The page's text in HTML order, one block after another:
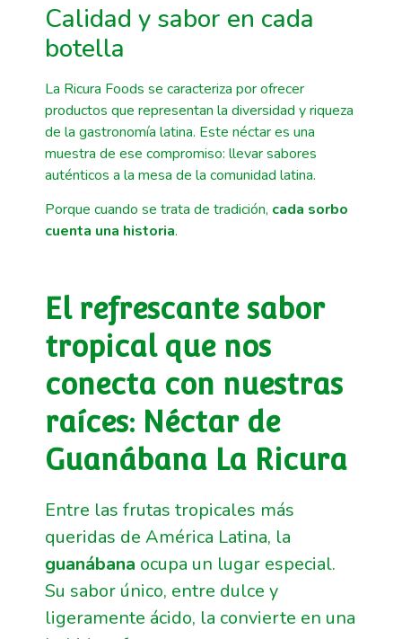
Calidad y sabor en cada
botella
La Ricura Foods se caracteriza por ofrecer
productos que representan la diversidad y riqueza
de la gastronomía latina. Este néctar es una
muestra de ese compromiso: llevar sabores
auténticos a la mesa de la comunidad latina.
Porque cuando se trata de tradición, cada sorbo
cuenta una historia.
El refrescante sabor
tropical que nos
conecta con nuestras
raíces: Néctar de
Guanábana La Ricura
Entre las frutas tropicales más
queridas de América Latina, la
guanábana ocupa un lugar especial.
Su sabor único, entre dulce y
ligeramente ácido, la convierte en una